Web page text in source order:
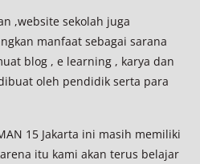
,website sekolah juga
manfaat sebagai sarana
blog , e learning , karya dan
oleh pendidik serta para
15 Jakarta ini masih memiliki
itu kami akan terus belajar